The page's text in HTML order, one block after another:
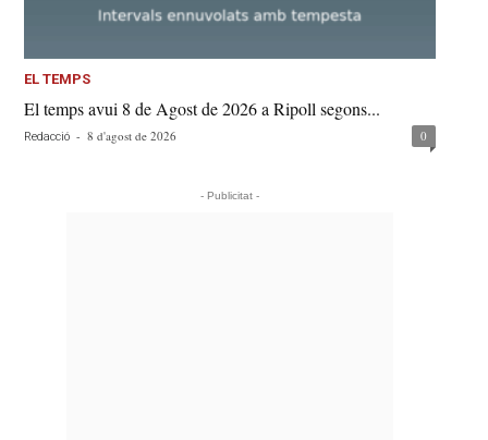
EL TEMPS
El temps avui 8 de Agost de 2026 a Ripoll segons...
Redacció - 8 d'agost de 2026 0
- Publicitat -